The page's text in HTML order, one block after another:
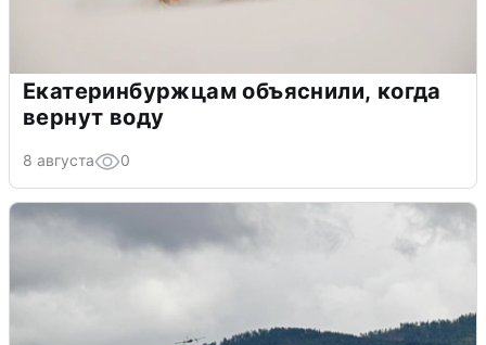
Екатеринбуржцам объяснили, когда
вернут воду
8 августа 0